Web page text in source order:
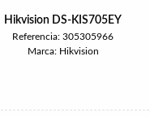
Hikvision DS-KIS705EY
Referencia: 305305966
Marca: Hikvision